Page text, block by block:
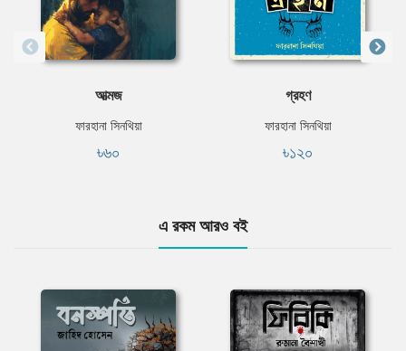
আত্মজ
ফারহানা সিনথিয়া
৳৬০
গ্রহণ
ফারহানা সিনথিয়া
৳১২০
এ রকম আরও বই